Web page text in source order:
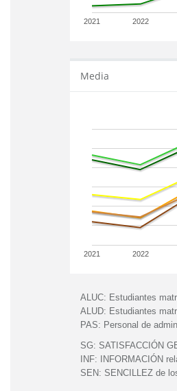
2021 2022
Media
2021 2022
ALUC: Estudiantes
ALUD: Estudiantes
PAS: Personal de
SG: SATISFACCIÓN
INF:
INFORMACIÓN
SEN: SENCILLEZ de